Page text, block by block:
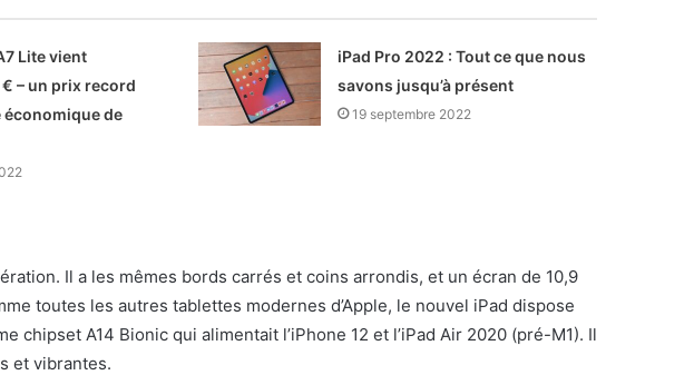
Lite vient
€ – un prix record
de
iPad Pro 2022 : Tout ce que nous
savons jusqu’à présent
19 septembre 2022
Il a les mêmes bords carrés et coins arrondis, et un écran de 10,9
toutes les autres tablettes modernes d’Apple, le nouvel iPad dispose
A14 Bionic qui alimentait l’iPhone 12 et l’iPad Air 2020 (pré-M1). Il
et vibrantes.